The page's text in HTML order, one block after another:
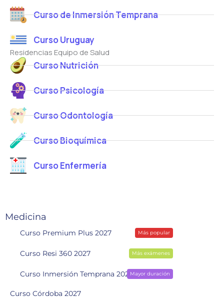
Curso de Inmersión Temprana
Curso Uruguay
Residencias Equipo de Salud
Curso Nutrición
Curso Psicología
Curso Odontología
Curso Bioquímica
Curso Enfermería
Medicina
Curso Premium Plus 2027 Más popular
Curso Resi 360 2027 Más exámenes
Curso Inmersión Temprana 2028Mayor duración
Curso Córdoba 2027